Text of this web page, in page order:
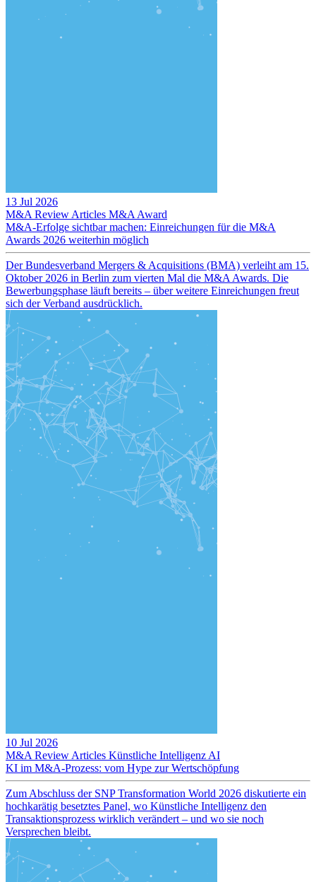
13 Jul 2026
M&A Review Articles M&A Award
M&A-Erfolge sichtbar machen: Einreichungen für die M&A
Awards 2026 weiterhin möglich
Der Bundesverband Mergers & Acquisitions (BMA) verleiht am 15.
Oktober 2026 in Berlin zum vierten Mal die M&A Awards. Die
Bewerbungsphase läuft bereits – über weitere Einreichungen freut
sich der Verband ausdrücklich.
10 Jul 2026
M&A Review Articles Künstliche Intelligenz AI
KI im M&A-Prozess: vom Hype zur Wertschöpfung
Zum Abschluss der SNP Transformation World 2026 diskutierte ein
hochkarätig besetztes Panel, wo Künstliche Intelligenz den
Transaktionsprozess wirklich verändert – und wo sie noch
Versprechen bleibt.